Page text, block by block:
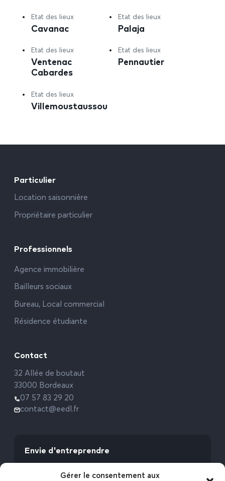
Gérer le consentement aux
Etat des lieux
Cavanac
Etat des lieux
Palaja
Etat des lieux
Ventenac
Cabardes
Etat des lieux
Pennautier
Etat des lieux
Villemoustaussou
Particulier
Location saisonnière
Propriétaire particulier
Professionnels
Agence immobilière
Bailleurs sociaux
Bureau, Local commercial
Résidence étudiante
Contact
32 Allée de boutaut
33000 Bordeaux
07 57 83 29 20
contact@eedl.fr
Envie d'entreprendre
avec l’Expert Etat des Lieux !